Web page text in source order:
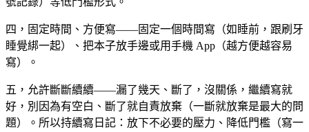
四，固定時間、方便寫——固定一個時間寫（如睡前，跟刷牙
睡覺綁一起）、把本子放手邊或用手機 App（越方便越容易
寫）。
五，允許斷斷續續——漏了幾天、斷了，沒關係，繼續寫就
好，別因為有空白、斷了就自責放棄（一斷就放棄是最大的問
題）。所以持續寫日記：放下不必要的壓力、降低門檻（寫一